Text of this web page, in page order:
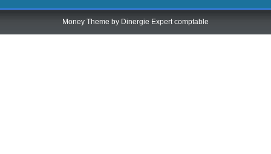
Money Theme by Dinergie Expert comptable